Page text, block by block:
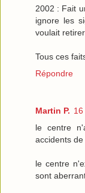
2002 : Fait
ignore les
voulait
Tous ces
Répondre
Martin P.
le centre
accidents
le centre
sont